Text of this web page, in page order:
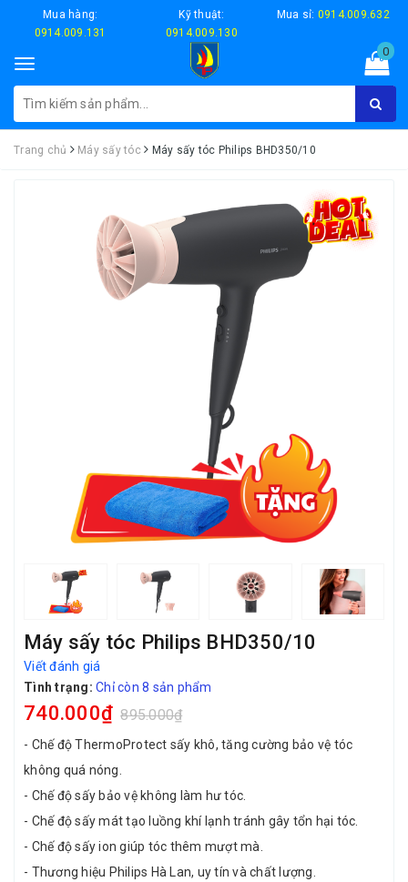
Mua hàng:
0914.009.131
Kỹ thuật:
0914.009.130
Mua sỉ: 0914.009.632
Toggle
navigation
0
Trang chủ Máy sấy tóc Máy sấy tóc Philips BHD350/10
Máy sấy tóc Philips BHD350/10
Viết đánh giá
Tình trạng: Chỉ còn 8 sản phẩm
740.000₫ 895.000₫
- Chế độ ThermoProtect sấy khô, tăng cường bảo vệ tóc
không quá nóng.
- Chế độ sấy bảo vệ không làm hư tóc.
- Chế độ sấy mát tạo luồng khí lạnh tránh gây tổn hại tóc.
- Chế độ sấy ion giúp tóc thêm mượt mà.
- Thương hiệu Philips Hà Lan, uy tín và chất lượng.